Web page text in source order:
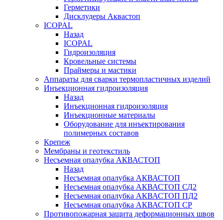
Герметики
Дисклудеры Аквастоп
ICOPAL
Назад
ICOPAL
Гидроизоляция
Кровельные системы
Праймеры и мастики
Аппараты для сварки термопластичных изделий
Инъекционная гидроизоляция
Назад
Инъекционная гидроизоляция
Инъекционные материалы
Оборудование для инъектирования
полимерных составов
Крепеж
Мембраны и геотекстиль
Несъемная опалубка АКВАСТОП
Назад
Несъемная опалубка АКВАСТОП
Несъемная опалубка АКВАСТОП СД2
Несъемная опалубка АКВАСТОП ПД2
Несъемная опалубка АКВАСТОП СР
Противопожарная защита деформационных швов